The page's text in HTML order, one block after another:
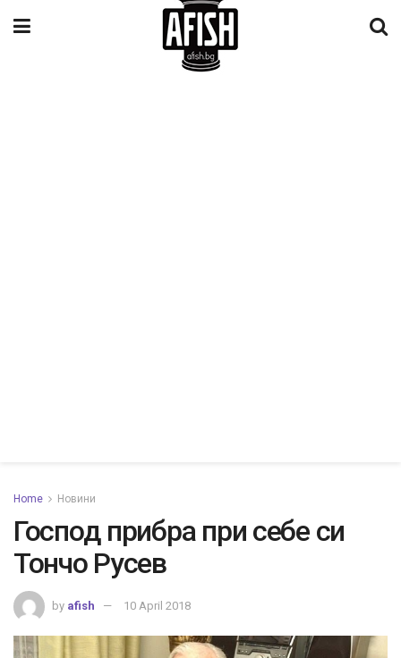
Home Новини
Господ прибра при себе си
Тончо Русев
by afish 10 April 2018